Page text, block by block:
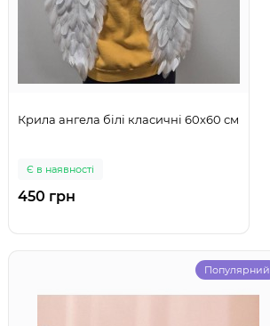
Крила ангела білі класичні 60х60 см
Є в наявності
450 грн
Популярний